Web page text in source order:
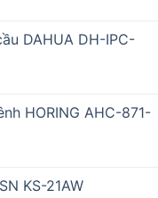
DAHUA DH-IPC-
HORING AHC-871-
KS-21AW